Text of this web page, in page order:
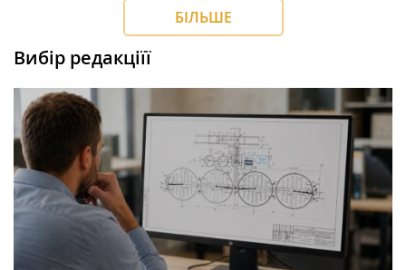
БІЛЬШЕ
Вибір редакціїї